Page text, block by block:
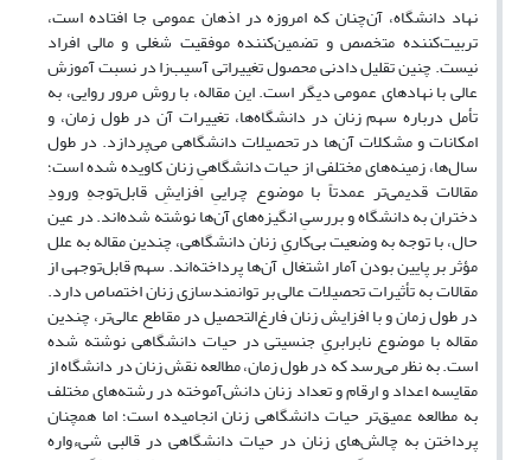
نهاد دانشگاه، آن‌چنان که امروزه در اذهان عمومی جا افتاده است،
تربیت‌کننده متخصص و تضمین‌کننده موفقیت شغلی و مالی افراد
نیست. چنین تقلیل دادنی محصول تغییراتی آسیب‌زا در نسبت آموزش
عالی با نهادهای عمومی دیگر است. این مقاله، با روش مرور روایی، به
تأمل درباره سهم زنان در دانشگاه‌ها، تغییرات آن در طول زمان، و
امکانات و مشکلات آن‌ها در تحصیلات دانشگاهی می‌پردازد. در طول
سال‌ها، زمینه‌های مختلفی از حیات دانشگاهیِ زنان کاویده شده است؛
مقالات قدیمی‌تر عمدتاً با موضوع چراییِ افزایشِ قابل‌توجهِ ورودِ
دختران به دانشگاه و بررسیِ انگیزه‌های آن‌ها نوشته شده‌اند. در عین
حال، با توجه به وضعیت بی‌کاریِ زنان دانشگاهی، چندین مقاله به علل
مؤثر بر پایین بودن آمار اشتغال آن‌ها پرداخته‌اند. سهم قابل‌توجهی از
مقالات به تأثیرات تحصیلات عالی بر توانمندسازی زنان اختصاص دارد.
در طول زمان و با افزایش زنان فارغ‌التحصیل در مقاطع عالی‌تر، چندین
مقاله با موضوع نابرابریِ جنسیتی در حیات دانشگاهی نوشته شده
است. به نظر می‌رسد که در طول زمان، مطالعه نقش زنان در دانشگاه از
مقایسه اعداد و ارقام و تعداد زنان دانش‌آموخته در رشته‌های مختلف
به مطالعه عمیق‌تر حیات دانشگاهی زنان انجامیده است؛ اما همچنان
پرداختن به چالش‌های زنان در حیات دانشگاهی در قالبی شیءواره